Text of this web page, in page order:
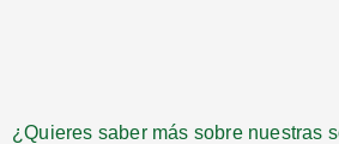
¿Quieres saber más sobre nuestras